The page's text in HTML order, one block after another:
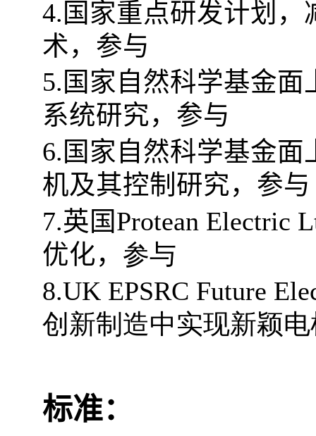
4. 国家重点研发计划
术，参与
5. 国家自然科学基金
系统研究，参与
6. 国家自然科学基金
机及其控制研究，参与
7.英国 Protean Electric
优化， 参与
8.UK EPSRC Future
创新制造中实现新颖
标准：